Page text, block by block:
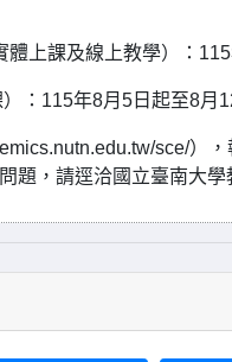
上課及線上教學）：
：115年8月5日起至8月
sce/）
題，請逕洽國立臺南大